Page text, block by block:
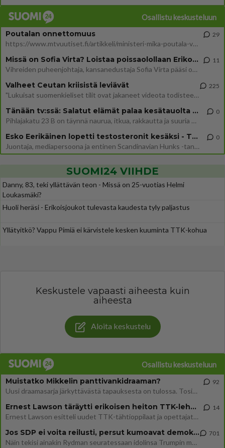
Osallistu keskusteluun
Poutalan onnettomuus
https://www.mtvuutiset.fi/artikkeli/ministeri-mika-poutala-vakavassa-onnettomuudessa/9375980 Kumma kun jutussa ei manit
29
Missä on Sofia Virta? Loistaa poissaolollaan Erikoisjoukot uudelta kaudelta
Vihreiden puheenjohtaja, kansanedustaja Sofia Virta pääsi otsikoihin, kun tieto hänen osallistumisestaan Erikoisjoukot-k
11
Valheet Ceutan kriisistä leviävät
"Lukuisat suomenkieliset tilit ovat jakaneet videota todisteena siitä, että siirtolaisjoukot aiheuttavat edelleen Ceutas
225
Tänään tv:ssä: Salatut elämät palaa kesätauolta - Tässä hieman juonipaljastuksia
Pihlajakatu 23 B on täynnä naurua, itkua, rakkautta ja suuria salaisuuksia. Suomalaisten yksi pitkäikäisimmistä draamas
0
Esko Eerikäinen lopetti testosteronit kesäksi - Tämä ikävä vaikutus iski heti
Juontaja, mediapersoona ja entinen Scandinavian Hunks -tanssija Esko Eerikäinen on tunnettu avoimuudestaan. Nyt Eerikäi
0
SUOMI24 VIIHDE
Danny, 83, teki yllättävän teon - Missä on 25-vuotias Helmi
Loukasmäki?
Huoli heräsi - Erikoisjoukot tulevasta kaudesta tyly paljastus
Yllätyitkö? Vappu Pimiä ei kärvistele kesken kuuminta TTK-kohua
Keskustele vapaasti aiheesta kuin
aiheesta
Aloita keskustelu
Osallistu keskusteluun
Muistatko Mikkelin panttivankidraaman?
Uusi draamasarja järkyttävästä tapauksesta on tulossa. Tositapahtumiin perustuva sarja ammentaa vuoden 1986 Mikkelin pan
92
Ernest Lawson täräytti erikoisen heiton TTK-lehdistötilaisuudessa: " Onko tässä tarkoituksena...?"
Ernest Lawson esitteli uudet TTK-tähtioppilaat ja opettajat torstaina 6.8. lehdistölle. Tulevalla kaudella on yksi hausk
14
Jos SDP ei voita reilusti, persut kumoavat demokratian Suomesta
Näin tekisi ainakin Rydman seuratessaan idolinsa Trumpin mallia https://www.is.fi/politiikka/art-2000012187244.html
701